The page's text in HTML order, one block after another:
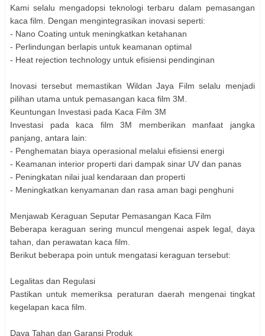
Kami selalu mengadopsi teknologi terbaru dalam pemasangan
kaca film. Dengan mengintegrasikan inovasi seperti:
- Nano Coating untuk meningkatkan ketahanan
- Perlindungan berlapis untuk keamanan optimal
- Heat rejection technology untuk efisiensi pendinginan
Inovasi tersebut memastikan Wildan Jaya Film selalu menjadi
pilihan utama untuk pemasangan kaca film 3M.
Keuntungan Investasi pada Kaca Film 3M
Investasi pada kaca film 3M memberikan manfaat jangka
panjang, antara lain:
- Penghematan biaya operasional melalui efisiensi energi
- Keamanan interior properti dari dampak sinar UV dan panas
- Peningkatan nilai jual kendaraan dan properti
- Meningkatkan kenyamanan dan rasa aman bagi penghuni
Menjawab Keraguan Seputar Pemasangan Kaca Film
Beberapa keraguan sering muncul mengenai aspek legal, daya
tahan, dan perawatan kaca film.
Berikut beberapa poin untuk mengatasi keraguan tersebut:
Legalitas dan Regulasi
Pastikan untuk memeriksa peraturan daerah mengenai tingkat
kegelapan kaca film.
Daya Tahan dan Garansi Produk